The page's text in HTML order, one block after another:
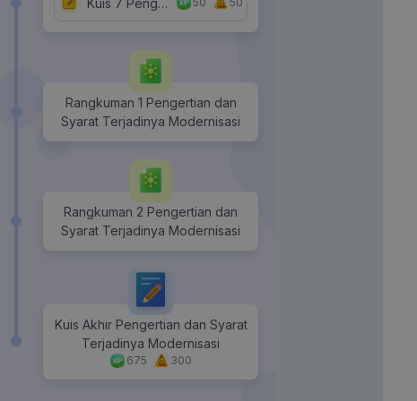
Rangkuman 1 Pengertian dan
Syarat Terjadinya Modernisasi
Rangkuman 2 Pengertian dan
Syarat Terjadinya Modernisasi
Kuis Akhir Pengertian dan Syarat
Terjadinya Modernisasi
675 300